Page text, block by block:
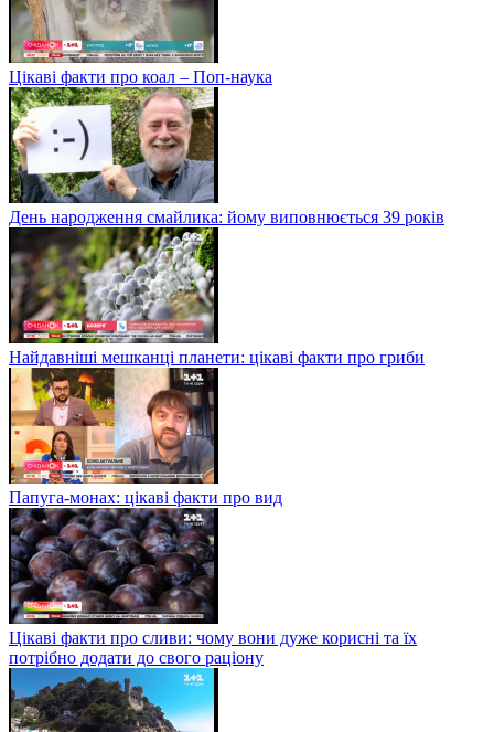
Цікаві факти про коал – Поп-наука
День народження смайлика: йому виповнюється 39 років
Найдавніші мешканці планети: цікаві факти про гриби
Папуга-монах: цікаві факти про вид
Цікаві факти про сливи: чому вони дуже корисні та їх
потрібно додати до свого раціону